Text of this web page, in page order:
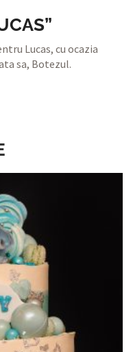
Lucas, cu ocazia
sa, Botezul.